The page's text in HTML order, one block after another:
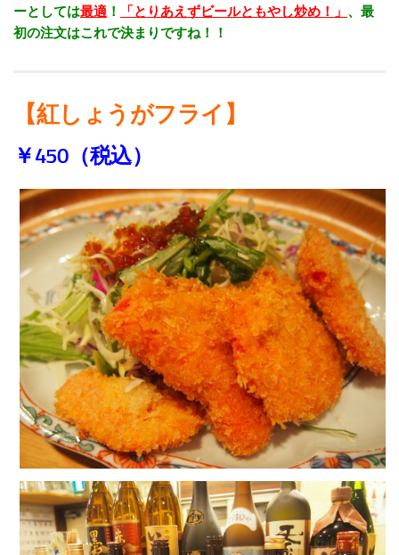
ーとしては最適 ！ 「とりあえずビールともやし炒め！」 、最
初の注文はこれで決まりですね！！
【紅しょうがフライ】
￥450（税込）